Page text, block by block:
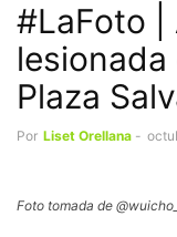
#LaFoto |
Plaza
Por Liset Orellana -
Foto tomada de